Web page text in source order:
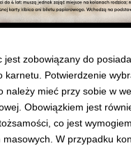
jest zobowiązany do
karnetu. Potwierdzenie
należy mieć przy sobie w
Obowiązkiem jest
co jest
W przypadku